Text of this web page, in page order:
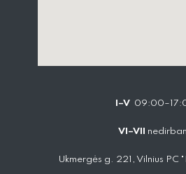
I–V
VI–VII
Ukmergės g. 221, Vilnius PC